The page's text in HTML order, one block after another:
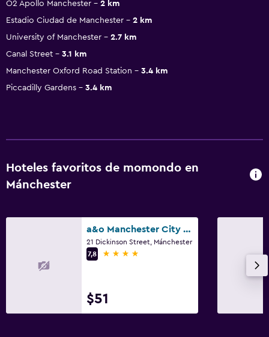
O2 Apollo Manchester
2 km
Estadio Ciudad de Manchester
2 km
University of Manchester
2.7 km
Canal Street
3.1 km
Manchester Oxford Road Station
3.4 km
Piccadilly Gardens
3.4 km
Hoteles favoritos de momondo en
Mánchester
a&o Manchester City Centre
21 Dickinson Street, Mánchester
7,8
4 estrellas
$51